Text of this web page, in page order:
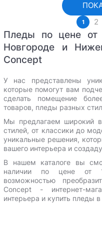
1 2
Пледы по цене от 10 000 руб. в Нижнем
Новгороде и
Concept
У нас представлены уникальные дизайнерские решения,
которые помогут вам
сделать помещение
товаров, пледы разных
Мы предлагаем широкий выбор пледы разных размеров и
стилей, от классики до
уникальные решения,
вашего интерьера и
В нашем каталоге вы сможете найти недорогие пледы в
наличии по цене
возможностью
Сoncept - интернет-
интерьера и купить пледы